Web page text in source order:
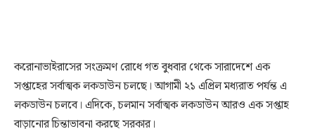
করোনাভাইরাসের সংক্রমণ রোধে গত বুধবার থেকে সারাদেশে এক
সপ্তাহের সর্বাত্মক লকডাউন চলছে। আগামী ২১ এপ্রিল মধ্যরাত পর্যন্ত এ
লকডাউন চলবে। এদিকে, চলমান সর্বাত্মক লকডাউন আরও এক সপ্তাহ
বাড়ানোর চিন্তাভাবনা করছে সরকার।